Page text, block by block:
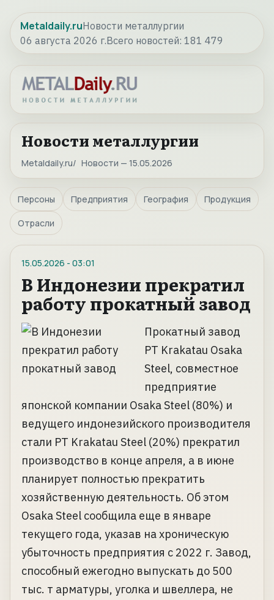
Metaldaily.ruНовости металлургии
06 августа 2026 г.Всего новостей: 181 479
Новости металлургии
Metaldaily.ru Новости — 15.05.2026
Персоны Предприятия География Продукция
Отрасли
15.05.2026 - 03:01
В Индонезии прекратил
работу прокатный завод
Прокатный завод
PT Krakatau Osaka
Steel, совместное
предприятие
японской компании Osaka Steel (80%) и
ведущего индонезийского производителя
стали PT Krakatau Steel (20%) прекратил
производство в конце апреля, а в июне
планирует полностью прекратить
хозяйственную деятельность. Об этом
Osaka Steel сообщила еще в январе
текущего года, указав на хроническую
убыточность предприятия с 2022 г. Завод,
способный ежегодно выпускать до 500
тыс. т арматуры, уголка и швеллера, не